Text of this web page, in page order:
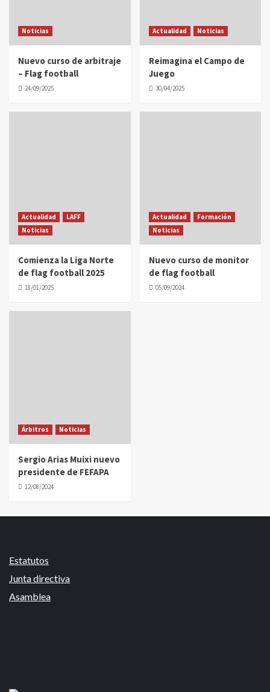
Noticias
Nuevo curso de arbitraje
– Flag football
24/09/2025
Actualidad Noticias
Reimagina el Campo de
Juego
30/04/2025
Actualidad
LAFF
Noticias
Comienza la Liga Norte
de flag football 2025
18/01/2025
Actualidad
Formación
Noticias
Nuevo curso de monitor
de flag football
05/09/2024
Árbitros Noticias
Sergio Arias Muixi nuevo
presidente de FEFAPA
12/08/2024
Estatutos
Junta directiva
Asamblea